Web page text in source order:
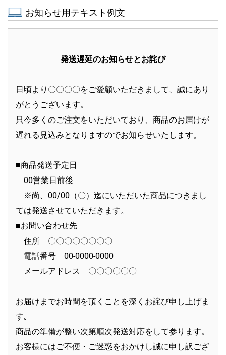
お知らせ用テキスト例文
発送遅延のお知らせとお詫び
日頃より〇〇〇〇をご愛顧いただきまして、誠にあり
がとうございます。
只今多くのご注文をいただいており、商品のお届けが
遅れる見込みとなりますのでお知らせいたします。
■商品発送予定日
00営業日前後
※尚、00/00（〇）迄にいただいた商品につきまし
ては発送させていただきます。
■お問い合わせ先
住所 〇〇〇〇〇〇〇〇
電話番号 00-0000-0000
メールアドレス 〇〇〇〇〇〇
お届けまでお時間を頂くことを深くお詫び申し上げま
す｡
商品の準備が整い次第順次発送対応をして参ります。
お客様にはご不便・ご迷惑をおかけし誠に申し訳ござ